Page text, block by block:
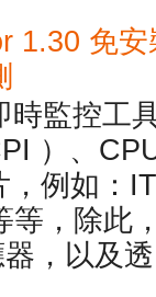
1.30 免
時監控工
）、
，例如：
等，除此
，以及